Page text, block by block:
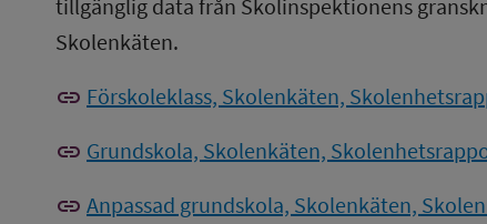
tillgänglig data från Skolinspektionens
Skolenkäten.
link Förskoleklass, Skolenkäten,
link Grundskola, Skolenkäten,
link Anpassad grundskola, Skolenkäten,